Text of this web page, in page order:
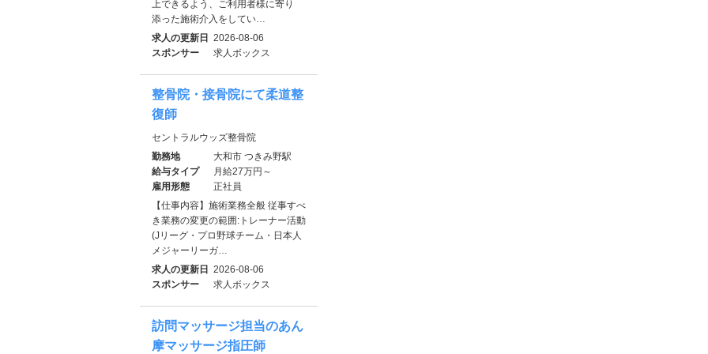
上できるよう、ご利用者様に寄り
添った施術介入をしてい…
求人の更新日 2026-08-06
スポンサー
求人ボックス
整骨院・接骨院にて柔道整
復師
セントラルウッズ整骨院
勤務地
大和市 つきみ野駅
給与タイプ
月給27万円～
雇用形態
正社員
【仕事内容】施術業務全般 従事すべ
き業務の変更の範囲:トレーナー活動
(Jリーグ・プロ野球チーム・日本人
メジャーリーガ…
求人の更新日 2026-08-06
スポンサー
求人ボックス
訪問マッサージ担当のあん
摩マッサージ指圧師